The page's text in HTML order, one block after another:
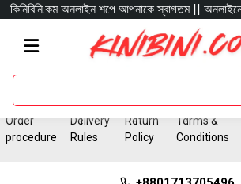
কিনিবিনি.কম অনলাইন শপে আপনাকে স্বাগতম || অনলাইনে
Order
procedure
Delivery
Rules
Return
Policy
Terms &
Conditions